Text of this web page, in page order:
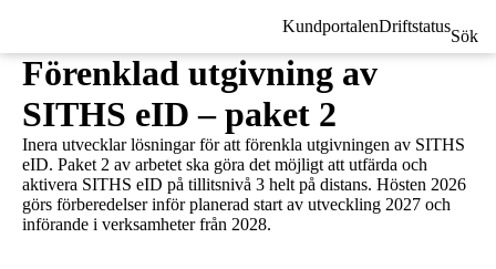
KundportalenDriftstatus
Sök
Förenklad utgivning av
SITHS eID – paket 2
Inera utvecklar lösningar för att förenkla utgivningen av SITHS
eID. Paket 2 av arbetet ska göra det möjligt att utfärda och
aktivera SITHS eID på tillitsnivå 3 helt på distans. Hösten 2026
görs förberedelser inför planerad start av utveckling 2027 och
införande i verksamheter från 2028.